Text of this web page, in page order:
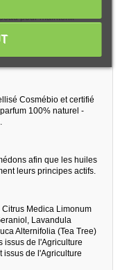
à la fragrance
pour maintenir
et apaisante.
des Huiles
Cosmébio et certifié
100% naturel -
afin que les huiles
leurs principes actifs.
Medica Limonum
Lavandula
Alternifolia (Tea Tree)
issus de l'Agriculture
issus de l'Agriculture